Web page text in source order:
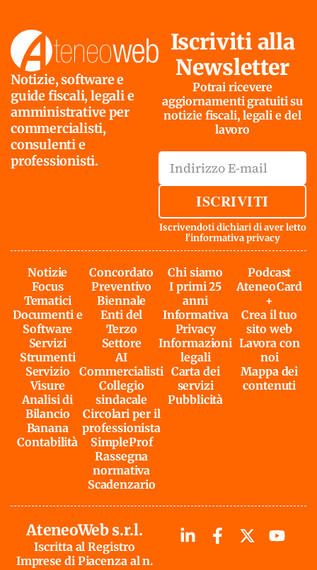
Notizie, software e
guide fiscali, legali e
amministrative per
commercialisti,
consulenti e
professionisti.
Iscriviti alla
Newsletter
Potrai ricevere
aggiornamenti gratuiti su
notizie fiscali, legali e del
lavoro
ISCRIVITI
Iscrivendoti dichiari di aver letto
l'informativa privacy
Notizie
Focus
Tematici
Documenti e
Software
Servizi
Strumenti
Servizio
Visure
Analisi di
Bilancio
Banana
Contabilità
Concordato
Preventivo
Biennale
Enti del
Terzo
Settore
AI
Commercialisti
Collegio
sindacale
Circolari per il
professionista
SimpleProf
Rassegna
normativa
Scadenzario
Chi siamo
I primi 25
anni
Informativa
Privacy
Informazioni
legali
Carta dei
servizi
Pubblicità
Podcast
AteneoCard
+
Crea il tuo
sito web
Lavora con
noi
Mappa dei
contenuti
AteneoWeb s.r.l.
Iscritta al Registro
Imprese di Piacenza al n.